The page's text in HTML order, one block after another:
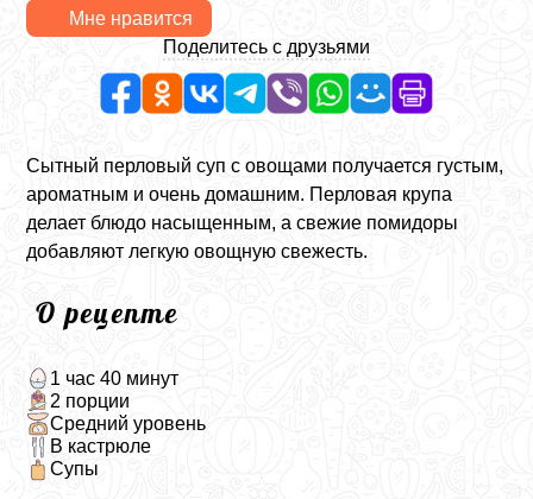
Мне нравится
Поделитесь с друзьями
Сытный перловый суп с овощами получается густым,
ароматным и очень домашним. Перловая крупа
делает блюдо насыщенным, а свежие помидоры
добавляют легкую овощную свежесть.
О рецепте
1 час 40 минут
2 порции
Средний уровень
В кастрюле
Супы